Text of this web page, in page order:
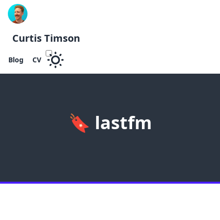
Curtis Timson
Blog CV
🔖 lastfm